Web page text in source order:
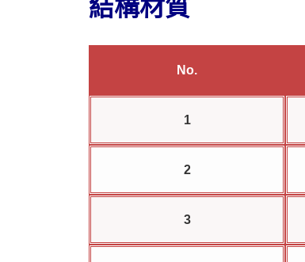
結構材質
No.
1
2
3